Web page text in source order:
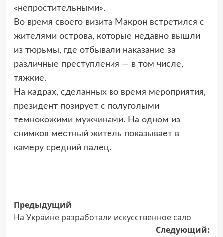
«непростительными».
Во время своего визита Макрон встретился с
жителями острова, которые недавно вышли
из тюрьмы, где отбывали наказание за
различные преступления — в том числе,
тяжкие.
На кадрах, сделанных во время мероприятия,
президент позирует с полуголыми
темнокожими мужчинами. На одном из
снимков местный житель показывает в
камеру средний палец.
Навигация
записи
Предыдущий
На Украине разработали искусственное сало
Следующий: